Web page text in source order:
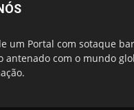
um Portal com sotaque
antenado com o mundo